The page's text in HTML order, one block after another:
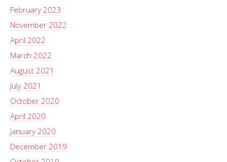
February 2023
November 2022
April 2022
March 2022
August 2021
July 2021
October 2020
April 2020
January 2020
December 2019